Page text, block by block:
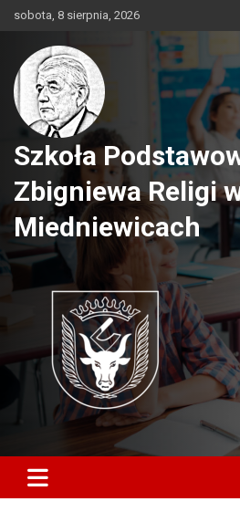
content
sobota, 8 sierpnia, 2026
Szkoła
Zbigniewa Religi
Miedniewicach